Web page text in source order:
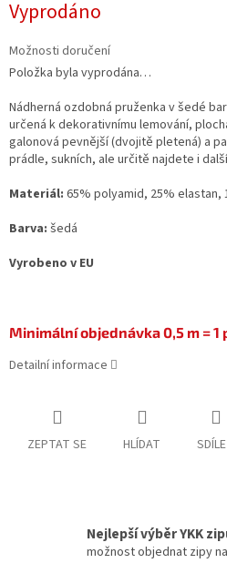
Vyprodáno
Možnosti doručení
Položka byla vyprodána…
Nádherná ozdobná pruženka v šedé
určená k dekorativnímu lemování,
galonová pevnější (dvojitě pletená) a
prádle, sukních, ale určitě najdete i
Materiál: 65% polyamid, 25% elastan,
Barva: šedá
Vyrobeno v EU
Minimální objednávka 0,5 m = 1
Detailní informace
ZEPTAT SE HLÍDAT
Nejlepší výběr YKK
možnost objednat zipy